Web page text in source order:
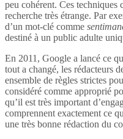
peu cohérent. Ces techniques
recherche très étrange. Par
d’un mot-clé comme
destiné à un public adulte
En 2011, Google a lancé ce
tout a changé, les rédacteurs
ensemble de règles strictes
considéré comme approprié
qu’il est très important
comprennent exactement ce
une très bonne rédaction du